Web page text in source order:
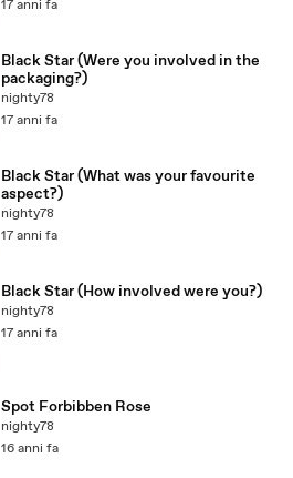
17 anni fa
Black Star (Were you involved in the
packaging?)
nighty78
17 anni fa
Black Star (What was your favourite
aspect?)
nighty78
17 anni fa
Black Star (How involved were you?)
nighty78
17 anni fa
Spot Forbibben Rose
nighty78
16 anni fa